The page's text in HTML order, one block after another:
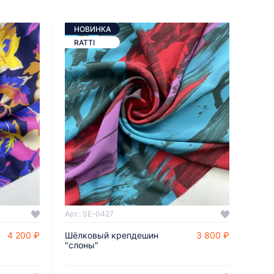
4 200 ₽
НОВИНКА
RATTI
Арт.: SE-0427
Шёлковый крепдешин
"слоны"
3 800 ₽